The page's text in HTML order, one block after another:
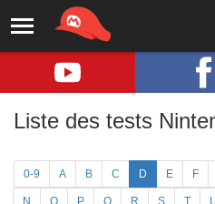
Liste des tests
0-9 A B C D E F
N O P Q R S T